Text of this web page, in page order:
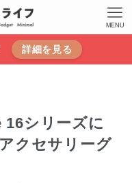
MENU
詳細を見る
16シリーズに
クセサリーグ